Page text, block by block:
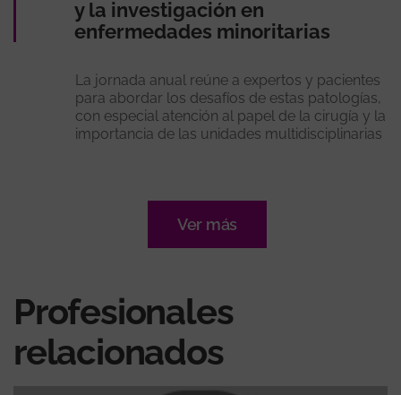
y la investigación en
enfermedades minoritarias
La jornada anual reúne a expertos y pacientes
para abordar los desafíos de estas patologías,
con especial atención al papel de la cirugía y la
importancia de las unidades multidisciplinarias
Ver más
Profesionales
relacionados